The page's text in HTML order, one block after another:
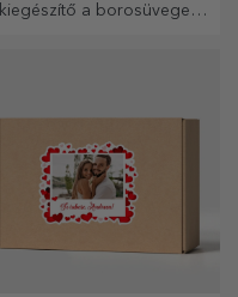
kiegészítő a borosüvegek